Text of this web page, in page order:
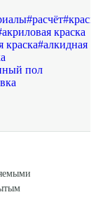
#расчёт#
акриловая краска
краска#алкидная
пол